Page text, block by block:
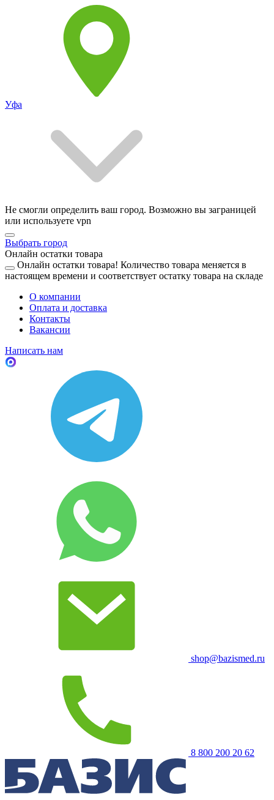
Уфа
Не смогли определить ваш город. Возможно вы заграницей
или используете vpn
Выбрать город
Онлайн остатки товара
Онлайн остатки товара! Количество товара меняется в
настоящем времени и соответствует остатку товара на складе
О компании
Оплата и доставка
Контакты
Вакансии
Написать нам
shop@bazismed.ru
8 800 200 20 62